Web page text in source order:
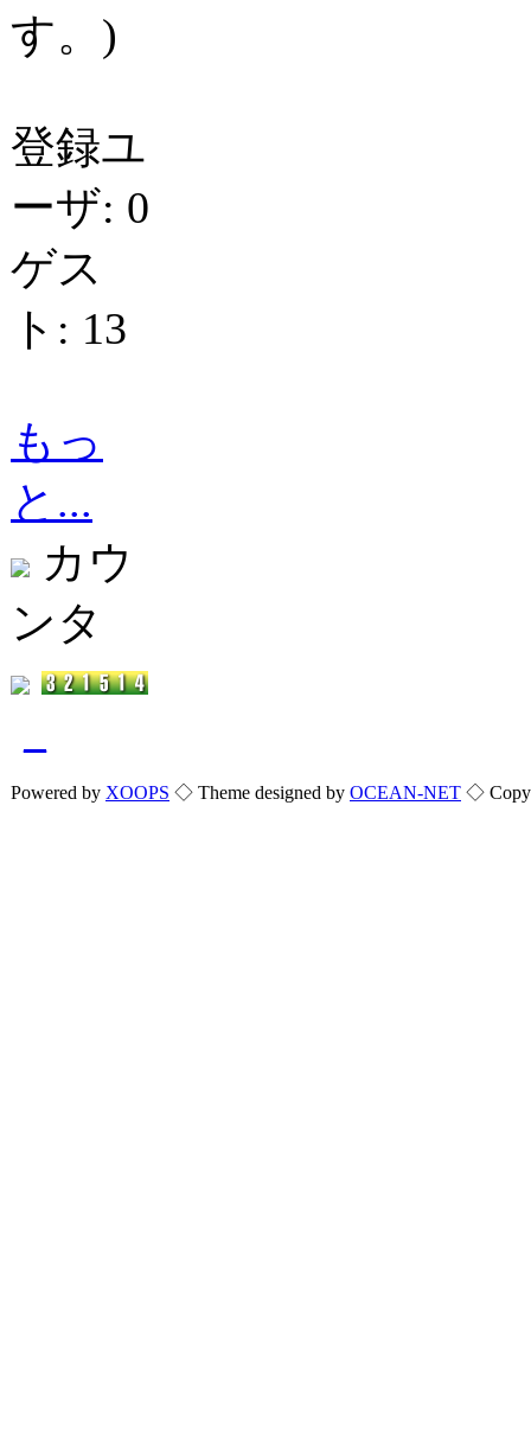
す。)
登録ユ
ーザ: 0
ゲス
ト: 13
もっ
と...
カウ
ンタ
Powered by XOOPS ◇ Theme designed by OCEAN-NET ◇